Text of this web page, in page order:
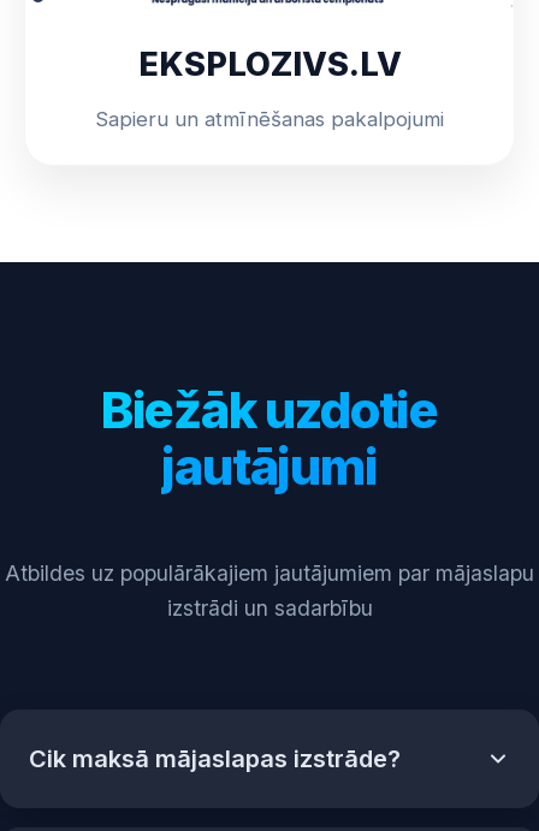
EKSPLOZIVS.LV
Sapieru un atmīnēšanas pakalpojumi
Biežāk uzdotie
jautājumi
Atbildes uz populārākajiem jautājumiem par mājaslapu
izstrādi un sadarbību
Cik maksā mājaslapas izstrāde?